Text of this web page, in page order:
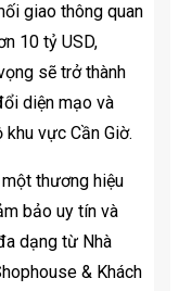
giao thông quan
10 tỷ USD,
sẽ trở thành
diện mạo và
vực Cần Giờ.
thương hiệu
bảo uy tín và
dạng từ Nhà
& Khách